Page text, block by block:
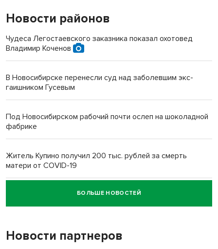
Новости районов
Чудеса Легостаевского заказника показал охотовед
Владимир Коченов
В Новосибирске перенесли суд над заболевшим экс-
гаишником Гусевым
Под Новосибирском рабочий почти ослеп на шоколадной
фабрике
Житель Купино получил 200 тыс. рублей за смерть
матери от COVID-19
Новосибирский суд наказал водителя за смерть
пенсионерки на вокзале
«Мы живём на пастбище!»: в новосибирском селе лошади
терроризируют жителей
БОЛЬШЕ НОВОСТЕЙ
Новости партнеров